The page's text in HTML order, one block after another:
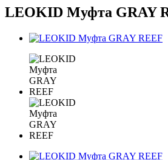
LEOKID Муфта GRAY